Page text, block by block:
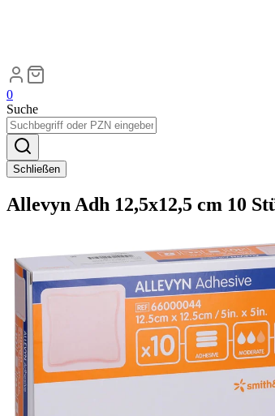
0
Suche
Schließen
Allevyn Adh 12,5x12,5 cm 10